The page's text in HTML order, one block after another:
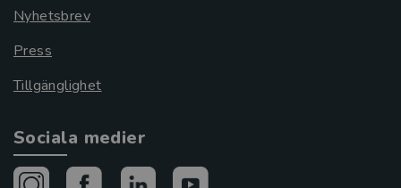
Nyhetsbrev
Press
Tillgänglighet
Sociala medier